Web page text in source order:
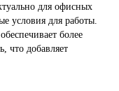
для офисных
условия для работы.
более
что добавляет